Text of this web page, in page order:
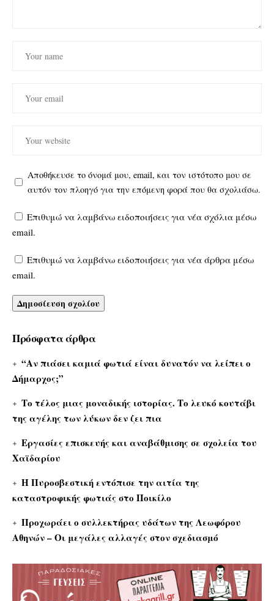
Αποθήκευσε το όνομά μου, email, και τον ιστότοπο μου σε
αυτόν τον πλοηγό για την επόμενη φορά που θα σχολιάσω.
Επιθυμώ να λαμβάνω ειδοποιήσεις για νέα σχόλια μέσω
email.
Επιθυμώ να λαμβάνω ειδοποιήσεις για νέα άρθρα μέσω
email.
Πρόσφατα άρθρα
“Αν πιάσει καμιά φωτιά είναι δυνατόν να λείπει ο
Δήμαρχος;”
Το τέλος μιας μοναδικής ιστορίας. Το λευκό κουτάβι
της αγέλης των λύκων δεν ζει πια
Εργασίες επισκευής και αναβάθμισης σε σχολεία του
Χαϊδαρίου
Η Πυροσβεστική εντόπισε την αιτία της
καταστροφικής φωτιάς στο Ποικίλο
Προχωράει ο συλλεκτήρας υδάτων της Λεωφόρου
Αθηνών – Οι μεγάλες αλλαγές στον σχεδιασμό